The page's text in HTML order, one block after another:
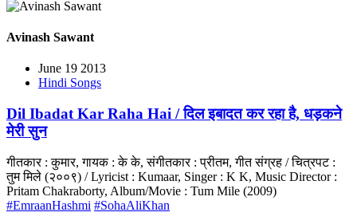
Avinash Sawant
June 19 2013
Hindi Songs
Dil Ibadat Kar Raha Hai / दिल इबादत कर रहा है, धड़कने
मेरी सुन
गीतकार : कुमार, गायक : के के, संगीतकार : प्रीतम, गीत संग्रह / चित्रपट :
तुम मिले (२००९) / Lyricist : Kumaar, Singer : K K, Music Director :
Pritam Chakraborty, Album/Movie : Tum Mile (2009)
#EmraanHashmi #SohaAliKhan